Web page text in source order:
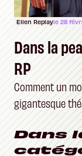
Ellen Replayle 28
Dans la
RP
Comment un
gigantesque
Dans